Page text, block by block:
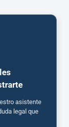
asistente
legal que